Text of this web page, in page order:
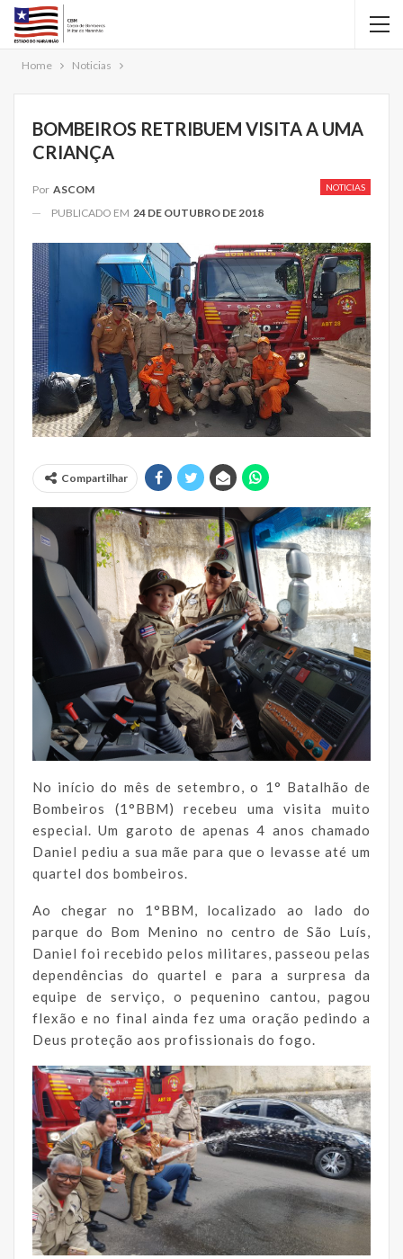
Home Noticias
BOMBEIROS RETRIBUEM VISITA A UMA
CRIANÇA
NOTICIAS
Por ASCOM
PUBLICADO EM 24 DE OUTUBRO DE 2018
Compartilhar
No início do mês de setembro, o 1° Batalhão de
Bombeiros (1°BBM) recebeu uma visita muito
especial. Um garoto de apenas 4 anos chamado
Daniel pediu a sua mãe para que o levasse até um
quartel dos bombeiros.
Ao chegar no 1°BBM, localizado ao lado do
parque do Bom Menino no centro de São Luís,
Daniel foi recebido pelos militares, passeou pelas
dependências do quartel e para a surpresa da
equipe de serviço, o pequenino cantou, pagou
flexão e no final ainda fez uma oração pedindo a
Deus proteção aos profissionais do fogo.